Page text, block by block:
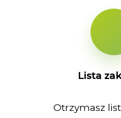
Lista
Otrzymasz